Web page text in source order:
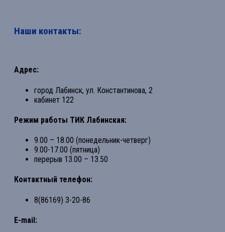
Наши контакты:
Адрес:
город Лабинск, ул. Константинова, 2
кабинет 122
Режим работы ТИК Лабинская:
9.00 – 18.00 (понедельник-четверг)
9.00-17.00 (пятница)
перерыв 13.00 – 13.50
Контактный телефон:
8(86169) 3-20-86
E-mail: